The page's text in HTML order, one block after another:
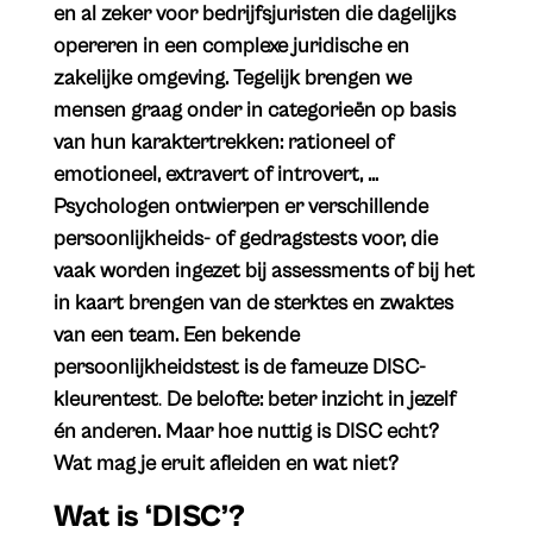
en al zeker voor bedrijfsjuristen die dagelijks
opereren in een complexe juridische en
zakelijke omgeving. Tegelijk brengen we
mensen graag onder in categorieën op basis
van hun karaktertrekken: rationeel of
emotioneel, extravert of introvert, …
Psychologen ontwierpen er verschillende
persoonlijkheids- of gedragstests voor, die
vaak worden ingezet bij assessments of bij het
in kaart brengen van de sterktes en zwaktes
van een team. Een bekende
persoonlijkheidstest is de fameuze DISC-
kleurentest. De belofte: beter inzicht in jezelf
én anderen. Maar hoe nuttig is DISC echt?
Wat mag je eruit afleiden en wat niet?
Wat is ‘DISC’?